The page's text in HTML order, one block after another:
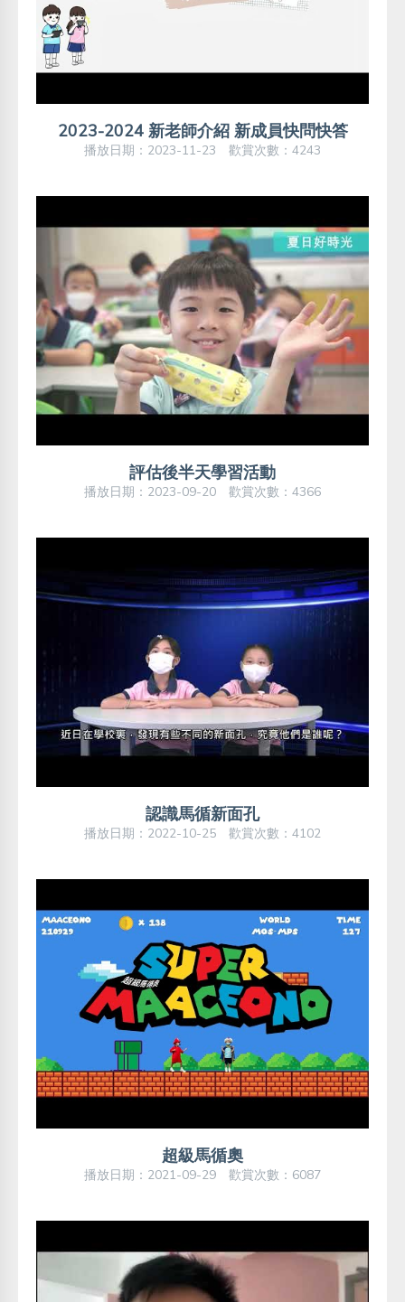
2023-2024 新老師介紹 新成員快問快答
播放日期：2023-11-23 歡賞次數：4243
評估後半天學習活動
播放日期：2023-09-20 歡賞次數：4366
認識馬循新面孔
播放日期：2022-10-25 歡賞次數：4102
超級馬循奧
播放日期：2021-09-29 歡賞次數：6087